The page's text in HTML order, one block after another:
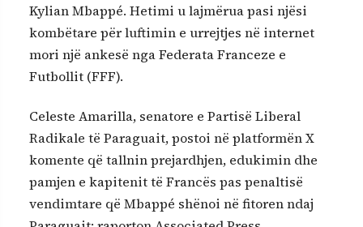
Kylian Mbappé. Hetimi u lajmërua pasi njësi
kombëtare për luftimin e urrejtjes në internet
mori një ankesë nga Federata Franceze e
Futbollit (FFF).
Celeste Amarilla, senatore e Partisë Liberal
Radikale të Paraguait, postoi në platformën X
komente që tallnin prejardhjen, edukimin dhe
pamjen e kapitenit të Francës pas penaltisë
vendimtare që Mbappé shënoi në fitoren ndaj